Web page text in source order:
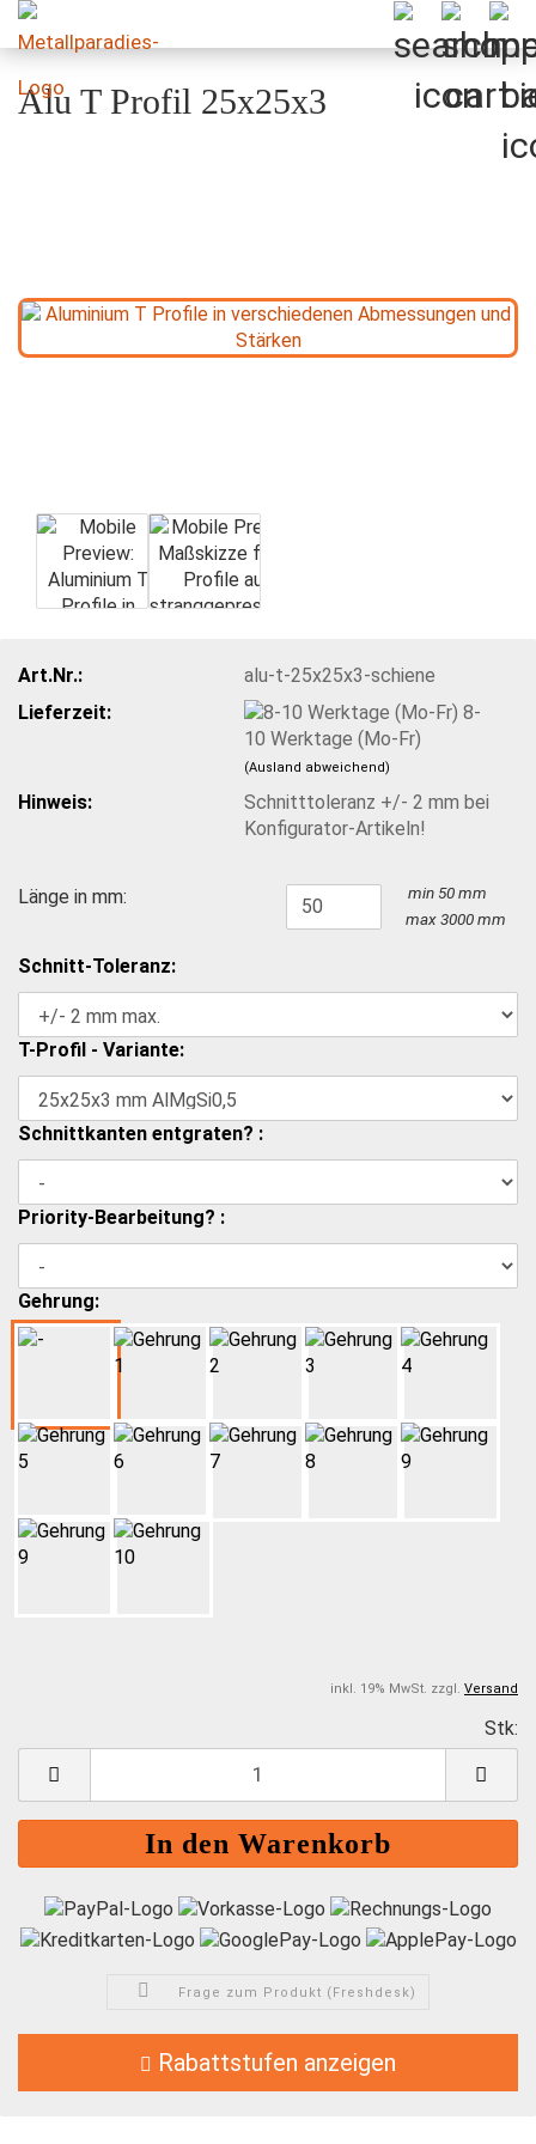
Alu T Profil 25x25x3
Art.Nr.:
alu-t-25x25x3-schiene
Lieferzeit:
8-
10 Werktage (Mo-Fr)
(Ausland abweichend)
Hinweis:
Schnitttoleranz +/- 2 mm bei
Konfigurator-Artikeln!
Länge in mm:
min 50 mm
max 3000 mm
Schnitt-Toleranz:
T-Profil - Variante:
Schnittkanten entgraten? :
Priority-Bearbeitung? :
Gehrung:
inkl. 19% MwSt. zzgl. Versand
Stk:
Frage zum Produkt (Freshdesk)
Rabattstufen anzeigen